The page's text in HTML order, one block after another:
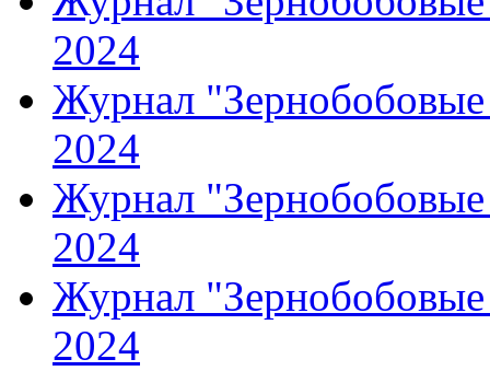
2024
Журнал
2024
Журнал
2024
Журнал
2024